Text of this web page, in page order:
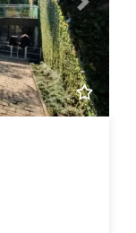
Next